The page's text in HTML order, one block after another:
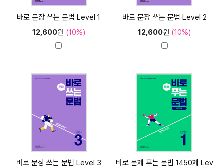
바로 문장 쓰는 문법 Level 1
12,600원 (10%)
바로 문장 쓰는 문법 Level 2
12,600원 (10%)
바로 문장 쓰는 문법 Level 3
바로 문제 푸는 문법 1450제 Lev